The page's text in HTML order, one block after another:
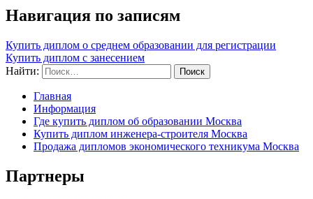
Навигация по записям
Купить диплом о среднем образовании для регистрации
Купить диплом с занесением
Найти:
Главная
Информация
Где купить диплом об образовании Москва
Купить диплом инженера-строителя Москва
Продажа дипломов экономического техникума Москва
Партнеры